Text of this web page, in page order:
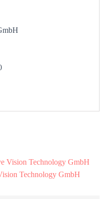
Vision Technology GmbH
Technology GmbH